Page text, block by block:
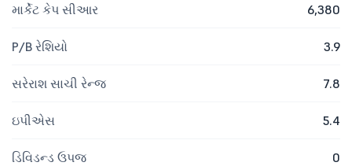
માર્કેટ કેપ સીઆર 6,380
P/B રેશિયો 3.9
સરેરાશ સાચી રેન્જ 7.8
ઇપીએસ 5.4
ડિવિડન્ડ ઉપજ 0